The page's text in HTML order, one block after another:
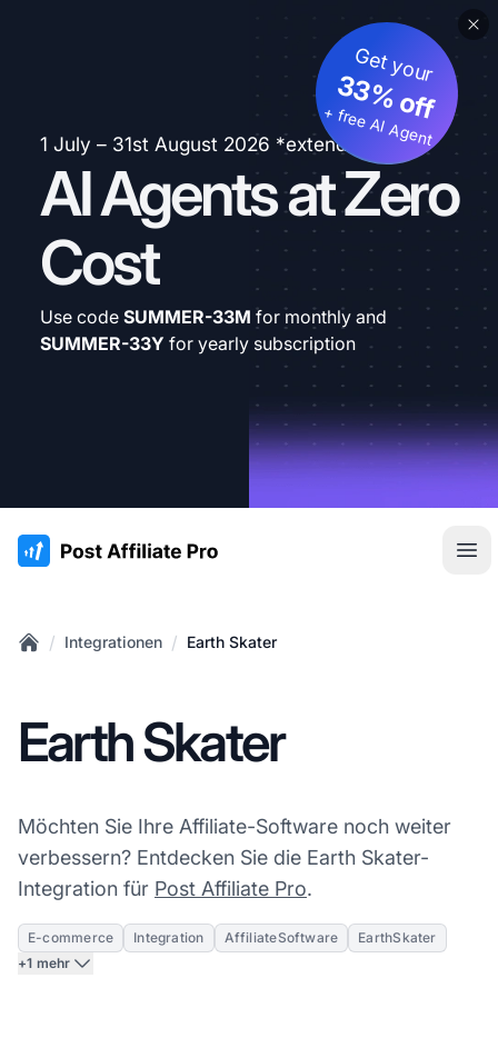
1 July – 31st August 2026 *extended
AI Agents at Zero
Cost
Get your
33% off
+ free AI Agent
Use code SUMMER-33M for monthly and
SUMMER-33Y for yearly subscription
:site.title
/ Integrationen / Earth Skater
Earth Skater
Möchten Sie Ihre Affiliate-Software noch weiter
verbessern? Entdecken Sie die Earth Skater-
Integration für Post Affiliate Pro.
E-commerce Integration AffiliateSoftware
EarthSkater
+1 mehr